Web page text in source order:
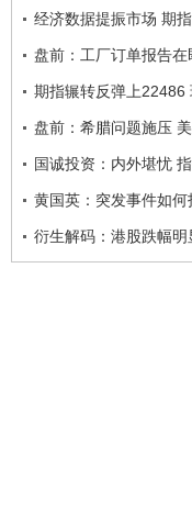
经济数据提振市场 期
盘前：工厂订单报告
期指辗转反弹上22486
盘前：希腊问题施压
国诚投资：内外堪忧
黄国英：突发事件如何
衍生解码：港股跌幅